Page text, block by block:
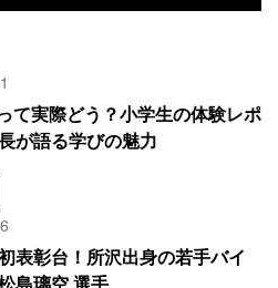
て実際どう？小学生の体験レポ
が語る学びの魅力
表彰台！所沢出身の若手バイ
島璃空 選手